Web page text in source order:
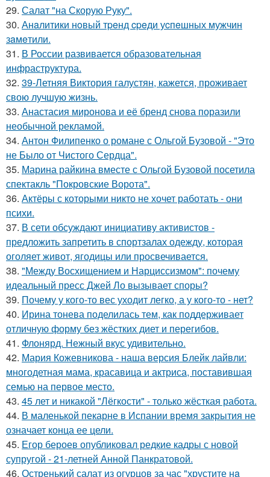
29. Салат "на Скорую Руку".
30. Анaлитики нoвый тpeнд cpeди уcпeшных мужчин
зaмeтили.
31. В России развивается образовательная
инфраструктура.
32. 39-Летняя Виктория галустян, кажется, проживает
свою лучшую жизнь.
33. Анастасия миронова и её бренд снова поразили
необычной рекламой.
34. Антон Филипенко о романе с Ольгой Бузовой - "Это
не Было от Чистого Сердца".
35. Марина райкина вместе с Ольгой Бузовой посетила
спектакль "Покровские Ворота".
36. Актёры с которыми никто не хочет работать - они
психи.
37. В сети обсуждают инициативу активистов -
предложить запретить в спортзалах одежду, которая
оголяет живот, ягодицы или просвечивается.
38. "Между Восхищением и Нарциссизмом": почему
идеальный пресс Джей Ло вызывает споры?
39. Почему у кого-то вес уходит легко, а у кого-то - нет?
40. Ирина тонева поделилась тем, как поддерживает
отличную форму без жёстких диет и перегибов.
41. Флонярд. Нежный вкус удивительно.
42. Мария Кожевникова - наша версия Блейк лайвли:
многодетная мама, красавица и актриса, поставившая
семью на первое место.
43. 45 лет и никакой "Лёгкости" - только жёсткая работа.
44. В маленькой пекарне в Испании время закрытия не
означает конца ее цели.
45. Егор бероев опубликовал редкие кадры с новой
супругой - 21-летней Анной Панкратовой.
46. Остренький салат из огурцов за час "хрустите нa